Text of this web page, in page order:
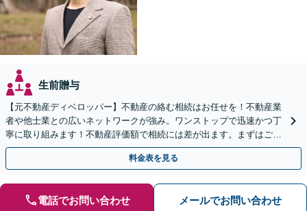
生前贈与
【元不動産ディベロッパー】不動産の絡む相続はお任せを！不動産業
者や他士業との広いネットワークが強み。ワンストップで迅速かつ丁
寧に取り組みます！不動産評価額で相続には差が出ます。まずはご相
談ください【出張｜オンライン相談可】【休日夜間面談可】
料金表を見る
電話でお問い合わせ メールでお問い合わせ